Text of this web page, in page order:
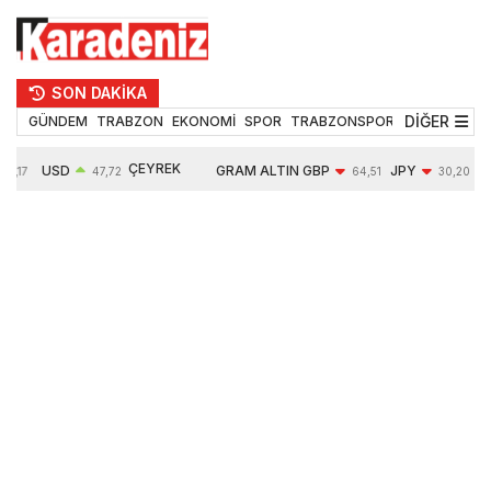
SON DAKİKA
GÜNDEM TRABZON EKONOMİ SPOR TRABZONSPOR TEKNOLOJİ
DİĞER
USD 47,72 ÇEYREK GRAM ALTIN GBP 64,51 JPY 30,20